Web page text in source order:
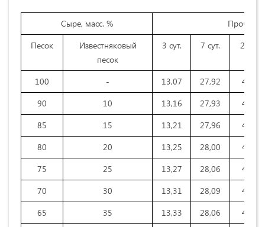
Сыре, масс. %
Песок
Известняковый
песок
3 сут. 7 сут. 28 сут.
100 - 13,07 27,92
41,43
90
10 13,16 27,93
41,43
85
15 13,21 27,96
41,44
80
20 13,25 28,00
41,45
75
25 13,27 28,06
41,46
70
30 13,31 28,09
41,46
65
35 13,33 28,06
41,49